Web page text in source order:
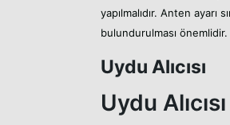
yapılmalıdır. Anten
bulundurulması önemlidir.
Uydu Alıcısı
Uydu